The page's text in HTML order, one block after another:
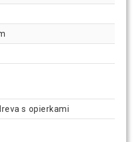
s opierkami